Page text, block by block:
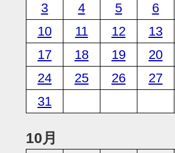
3
4 5 6
10
11 12 13
17
18 19 20
24
25 26 27
31
10月